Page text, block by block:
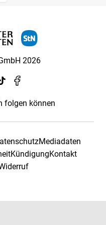
2026
folgen können
Mediadaten
KündigungKontakt